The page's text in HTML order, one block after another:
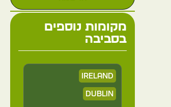
מקומות נוספים
בסביבה
Ireland
Dublin